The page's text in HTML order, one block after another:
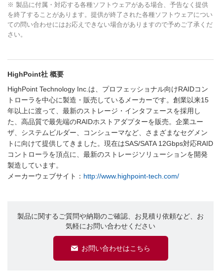
※ 製品に付属・対応する各種ソフトウェアがある場合、予告なく提供
を終了することがあります。提供が終了された各種ソフトウェアについ
ての問い合わせにはお応えできない場合がありますので予めご了承くだ
さい。
HighPoint社 概要
HighPoint Technology Inc.は、プロフェッショナル向けRAIDコン
トローラを中心に製造・販売しているメーカーです。創業以来15
年以上に渡って、最新のストレージ・インタフェースを採用し
た、高品質で最先端のRAIDホストアダプターを販売。企業ユー
ザ、システムビルダー、コンシューマなど、さまざまなセグメン
トに向けて提供してきました。現在はSAS/SATA 12Gbps対応RAID
コントローラを頂点に、最新のストレージソリューションを開発
製造しています。
メーカーウェブサイト： http://www.highpoint-tech.com/
製品に関するご質問や納期のご確認、お見積り依頼など、お
気軽にお問い合わせください
お問い合わせはこちら